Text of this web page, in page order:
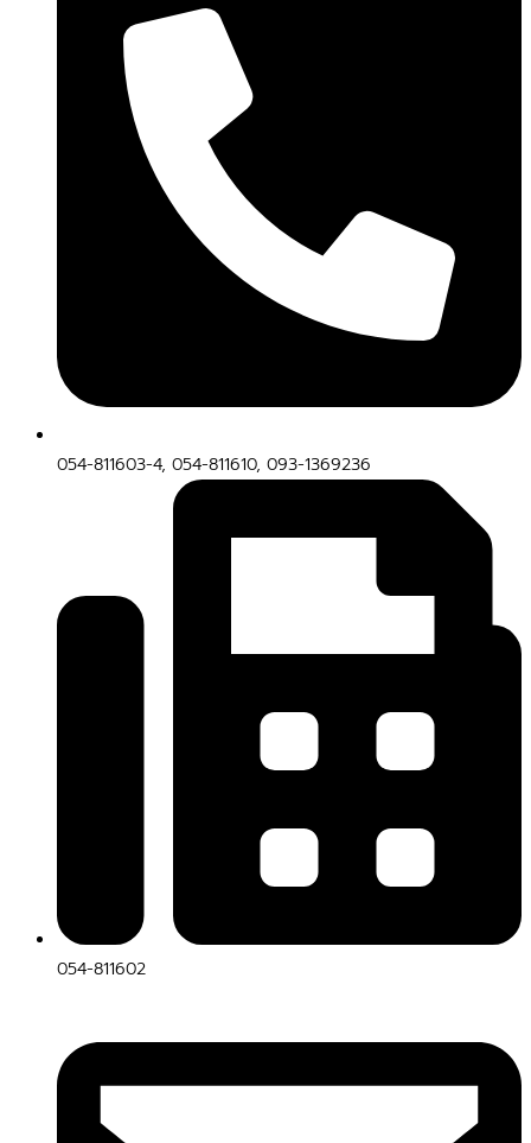
054-811603-4, 054-811610, 093-1369236
054-811602